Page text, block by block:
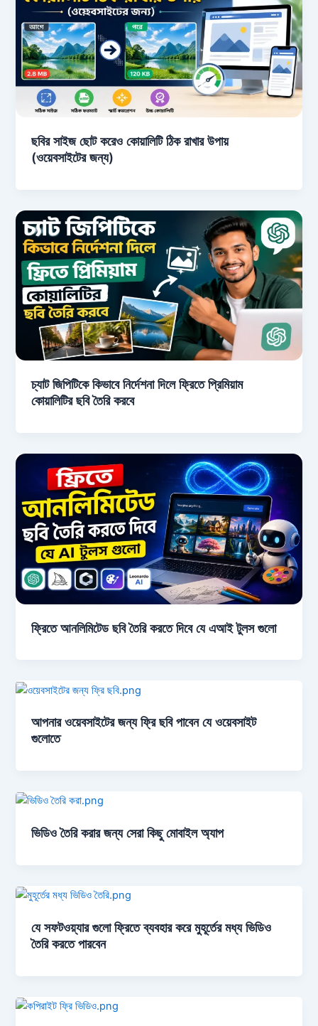
ছবির সাইজ ছোট করেও কোয়ালিটি ঠিক রাখার উপায়
(ওয়েবসাইটের জন্য)
চ্যাট জিপিটিকে কিভাবে নির্দেশনা দিলে ফ্রিতে প্রিমিয়াম
কোয়ালিটির ছবি তৈরি করবে
ফ্রিতে আনলিমিটেড ছবি তৈরি করতে দিবে যে এআই টুলস গুলো
আপনার ওয়েবসাইটের জন্য ফ্রি ছবি পাবেন যে ওয়েবসাইট
গুলোতে
ভিডিও তৈরি করার জন্য সেরা কিছু মোবাইল অ্যাপ
যে সফটওয়্যার গুলো ফ্রিতে ব্যবহার করে মুহূর্তের মধ্য ভিডিও
তৈরি করতে পারবেন